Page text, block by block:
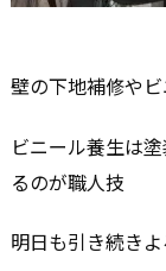
壁の下地補修や
ビニール養生は
るのが職人技
明日も引き続きよ